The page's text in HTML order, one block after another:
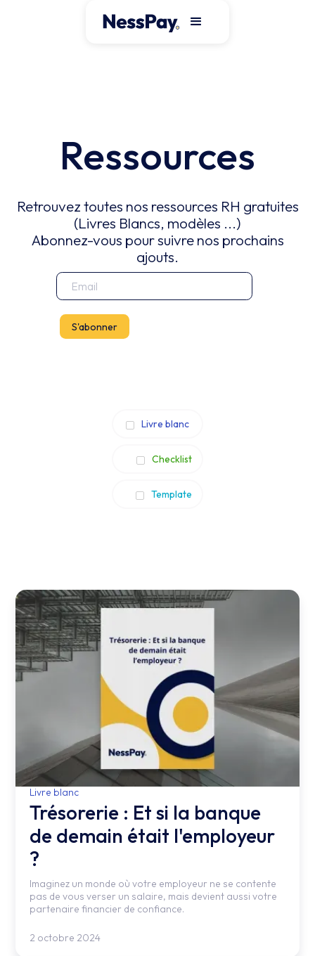
Ressources
Retrouvez toutes nos ressources RH gratuites
(Livres Blancs, modèles ...)
Abonnez-vous pour suivre nos prochains
ajouts.
Livre blanc
Checklist
Template
Livre blanc
Trésorerie : Et si la banque
de demain était l'employeur
?
Imaginez un monde où votre employeur ne se contente
pas de vous verser un salaire, mais devient aussi votre
partenaire financier de confiance.
2 octobre 2024